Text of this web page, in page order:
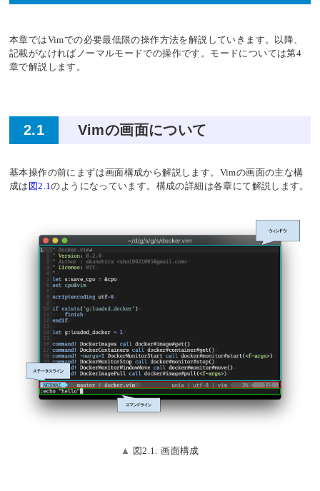
本章ではVimでの必要最低限の操作方法を解説していきます。以降、
記載がなければノーマルモードでの操作です。モードについては第4
章で解説します。
2.1 Vimの画面について
基本操作の前にまずは画面構成から解説します。Vimの画面の主な構
成は 図2.1のようになっています。構成の詳細は各章にて解説します。
図2.1: 画面構成